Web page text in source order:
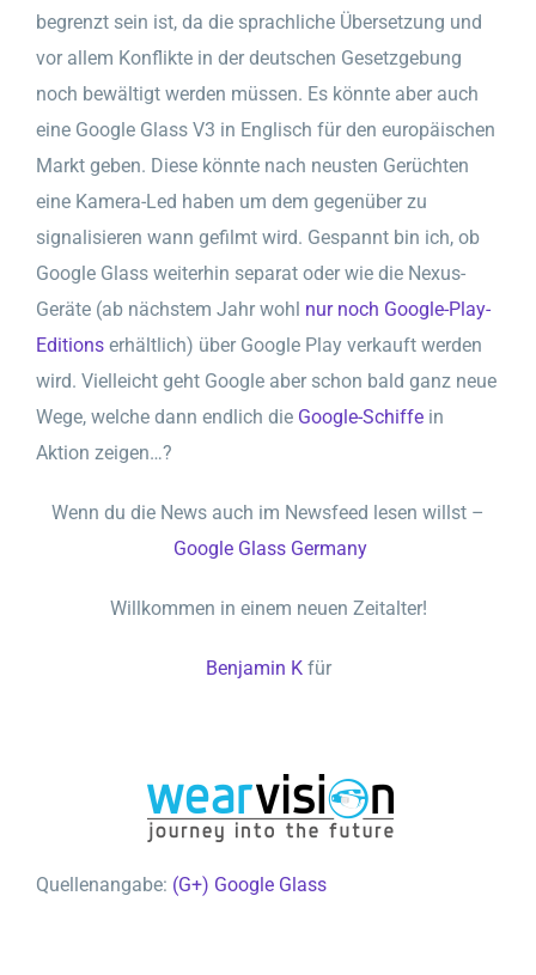
begrenzt sein ist, da die sprachliche Übersetzung und
vor allem Konflikte in der deutschen Gesetzgebung
noch bewältigt werden müssen. Es könnte aber auch
eine Google Glass V3 in Englisch für den europäischen
Markt geben. Diese könnte nach neusten Gerüchten
eine Kamera-Led haben um dem gegenüber zu
signalisieren wann gefilmt wird. Gespannt bin ich, ob
Google Glass weiterhin separat oder wie die Nexus-
Geräte (ab nächstem Jahr wohl nur noch Google-Play-
Editions erhältlich) über Google Play verkauft werden
wird. Vielleicht geht Google aber schon bald ganz neue
Wege, welche dann endlich die Google-Schiffe in
Aktion zeigen…?
Wenn du die News auch im Newsfeed lesen willst –
Google Glass Germany
Willkommen in einem neuen Zeitalter!
Benjamin Kfür
Quellenangabe: (G+) Google Glass